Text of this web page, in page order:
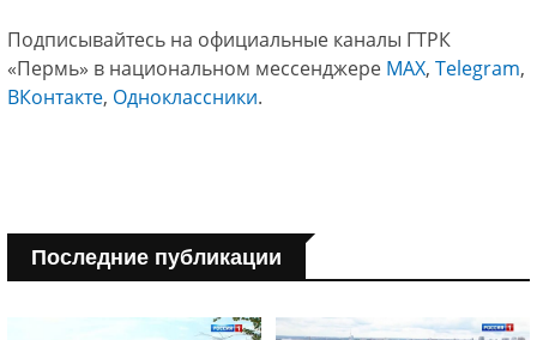
Подписывайтесь на официальные каналы ГТРК
«Пермь» в национальном мессенджере МАХ, Telegram,
ВКонтакте, Одноклассники.
Последние публикации